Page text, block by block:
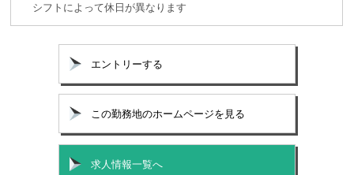
シフトによって休日が異なります
エントリーする
この勤務地のホームページを見る
求人情報一覧へ